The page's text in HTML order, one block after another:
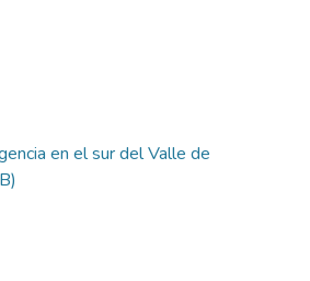
en el sur del Valle de